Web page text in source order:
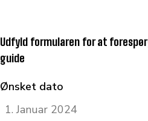
Udfyld formularen for at
guide
Ønsket dato